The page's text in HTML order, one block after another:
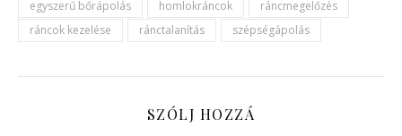
egyszerű bőrápolás
homlokráncok
ráncmegelőzés
ráncok kezelése
ránctalanítás szépségápolás
SZÓLJ HOZZÁ